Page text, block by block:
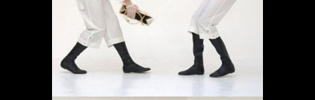
Proyectos